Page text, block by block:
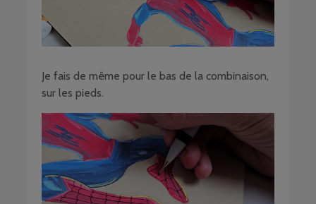
Je fais de même pour le bas de la combinaison,
sur les pieds.